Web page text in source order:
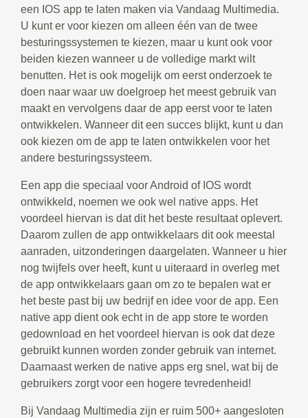
een IOS app te laten maken via Vandaag Multimedia.
U kunt er voor kiezen om alleen één van de twee
besturingssystemen te kiezen, maar u kunt ook voor
beiden kiezen wanneer u de volledige markt wilt
benutten. Het is ook mogelijk om eerst onderzoek te
doen naar waar uw doelgroep het meest gebruik van
maakt en vervolgens daar de app eerst voor te laten
ontwikkelen. Wanneer dit een succes blijkt, kunt u dan
ook kiezen om de app te laten ontwikkelen voor het
andere besturingssysteem.
Een app die speciaal voor Android of IOS wordt
ontwikkeld, noemen we ook wel native apps. Het
voordeel hiervan is dat dit het beste resultaat oplevert.
Daarom zullen de app ontwikkelaars dit ook meestal
aanraden, uitzonderingen daargelaten. Wanneer u hier
nog twijfels over heeft, kunt u uiteraard in overleg met
de app ontwikkelaars gaan om zo te bepalen wat er
het beste past bij uw bedrijf en idee voor de app. Een
native app dient ook echt in de app store te worden
gedownload en het voordeel hiervan is ook dat deze
gebruikt kunnen worden zonder gebruik van internet.
Daarnaast werken de native apps erg snel, wat bij de
gebruikers zorgt voor een hogere tevredenheid!
Bij Vandaag Multimedia zijn er ruim 500+ aangesloten